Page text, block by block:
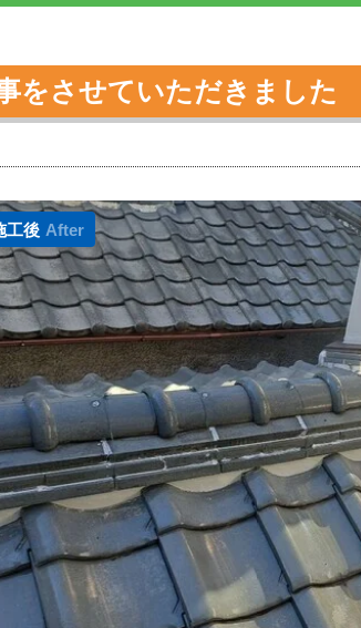
をさせていただきました
工後 After